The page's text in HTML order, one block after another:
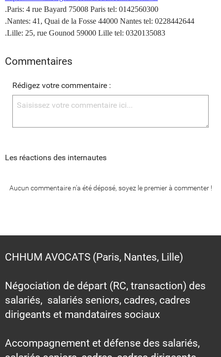
.Paris: 4 rue Bayard 75008 Paris tel: 0142560300
.Nantes: 41, Quai de la Fosse 44000 Nantes tel: 0228442644
.Lille: 25, rue Gounod 59000 Lille tel: 0320135083
Commentaires
Rédigez votre commentaire :
Les réactions des internautes
Aucun commentaire n'a été déposé, soyez le premier à commenter !
CHHUM AVOCATS (Paris, Nantes, Lille)
Négociation de départ (RC, transaction) des
salariés, salariés seniors, cadres, cadres
dirigeants et mandataires sociaux
Accompagnement et défense des salariés,